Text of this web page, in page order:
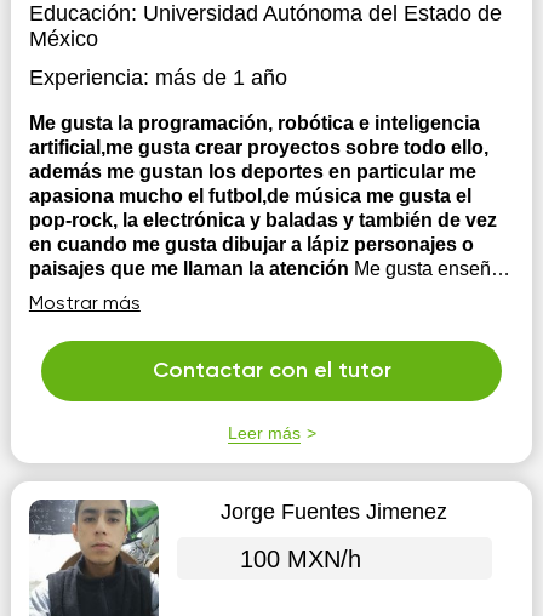
Educación: Universidad Autónoma del Estado de
México
Experiencia: más de 1 año
Me gusta la programación, robótica e inteligencia
artificial,me gusta crear proyectos sobre todo ello,
además me gustan los deportes en particular me
apasiona mucho el futbol,de música me gusta el
pop-rock, la electrónica y baladas y también de vez
en cuando me gusta dibujar a lápiz personajes o
paisajes que me llaman la atención Me gusta enseñar
de manera divertida, ser paciente hasta que los alumnos
aprendan los temas y resuelvan todas sus dudas, que
se vuelvan autónomos al resolver ejercicios, no dejo
tareas me gusta más ponerlos a practicar en el momento
y así mejorar sus habilidades y darme cuenta de sus
Mostrar más
Contactar con el tutor
Leer más
Jorge Fuentes Jimenez
100 MXN/h